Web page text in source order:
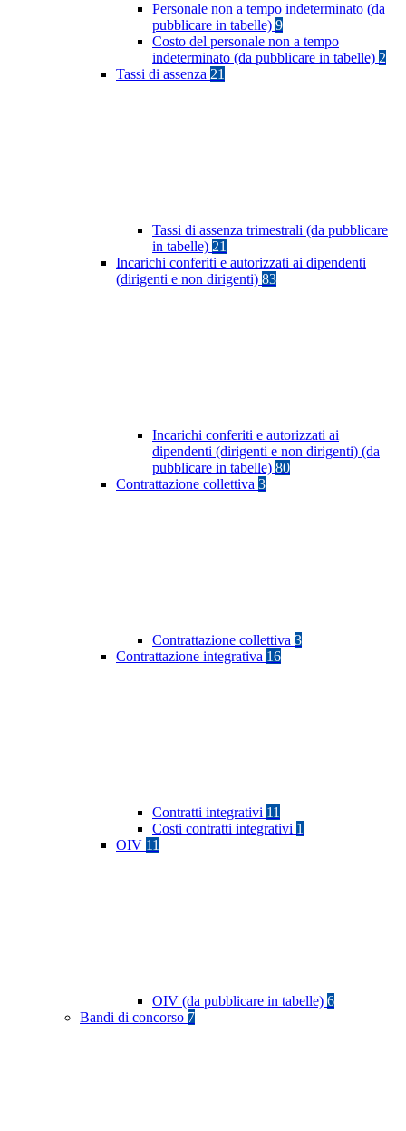
Personale non a tempo indeterminato (da
pubblicare in tabelle) 9
Costo del personale non a tempo
indeterminato (da pubblicare in tabelle) 2
Tassi di assenza 21
Tassi di assenza trimestrali (da pubblicare
in tabelle) 21
Incarichi conferiti e autorizzati ai dipendenti
(dirigenti e non dirigenti) 83
Incarichi conferiti e autorizzati ai
dipendenti (dirigenti e non dirigenti) (da
pubblicare in tabelle) 80
Contrattazione collettiva 3
Contrattazione collettiva 3
Contrattazione integrativa 16
Contratti integrativi 11
Costi contratti integrativi 1
OIV 11
OIV (da pubblicare in tabelle) 6
Bandi di concorso 7